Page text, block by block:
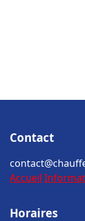
Contact
Accueil
Horaires